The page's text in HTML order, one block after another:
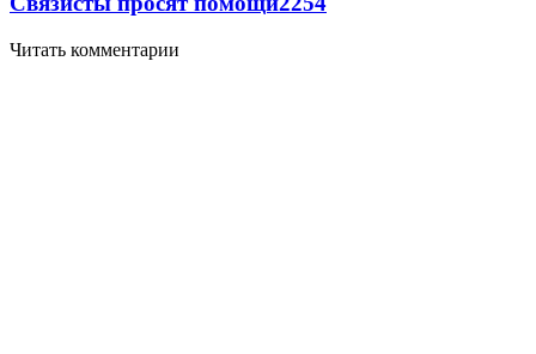
Читать комментарии